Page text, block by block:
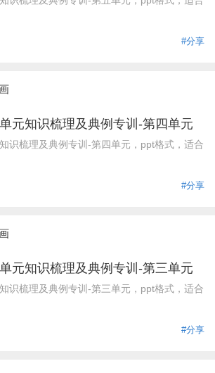
#分享
元知识梳理及典例专训-第四单元
识梳理及典例专训-第四单元，ppt格式，适合
#分享
元知识梳理及典例专训-第三单元
识梳理及典例专训-第三单元，ppt格式，适合
#分享